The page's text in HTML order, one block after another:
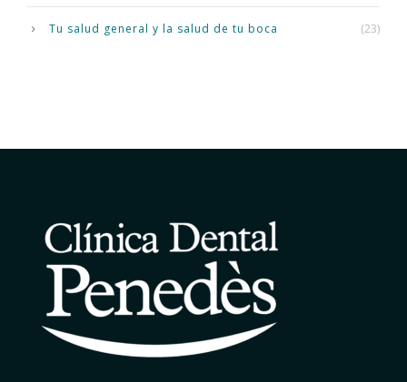
Tu salud general y la salud de tu boca (23)